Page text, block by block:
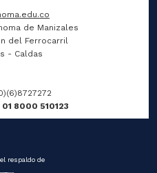
de Manizales
del Ferrocarril
- Caldas
8000 510123
respaldo de